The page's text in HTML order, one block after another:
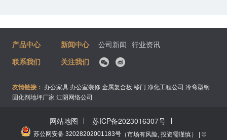
产品中心 新闻中心 公司新闻 行业资讯
联系我们
关注我们
友情链接： 办公家具 办公室装修 金属复合板 移门 净化工程公司 冷弯型钢
固化剂地坪厂家 江阴网络公司
网站地图 苏ICP备2023016307号
苏公网安备 32028202001183号 （市场有风险, 投资需谨慎） | ©